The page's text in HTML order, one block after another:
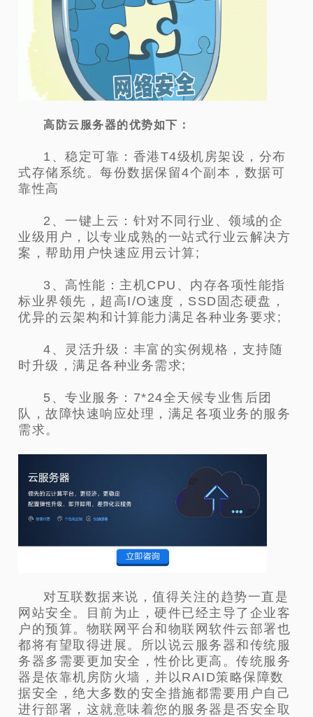
高防云服务器的优势如下：
1、稳定可靠：香港T4级机房架设，分布
式存储系统。每份数据保留4个副本，数据可
靠性高
2、一键上云：针对不同行业、领域的企
业级用户，以专业成熟的一站式行业云解决方
案，帮助用户快速应用云计算;
3、高性能：主机CPU、内存各项性能指
标业界领先，超高I/O速度，SSD固态硬盘，
优异的云架构和计算能力满足各种业务要求;
4、灵活升级：丰富的实例规格，支持随
时升级，满足各种业务需求;
5、专业服务：7*24全天候专业售后团
队，故障快速响应处理，满足各项业务的服务
需求。
对互联数据来说，值得关注的趋势一直是
网站安全。目前为止，硬件已经主导了企业客
户的预算。物联网平台和物联网软件云部署也
都将有望取得进展。所以说云服务器和传统服
务器多需要更加安全，性价比更高。传统服务
器是依靠机房防火墙，并以RAID策略保障数
据安全，绝大多数的安全措施都需要用户自己
进行部署，这就意味着您的服务器是否安全取